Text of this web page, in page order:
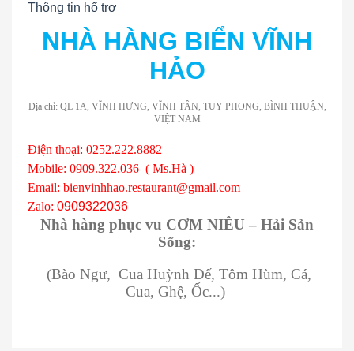
Thông tin hổ trợ
NHÀ HÀNG BIỂN VĨNH
HẢO
Địa chỉ: QL 1A, VĨNH HƯNG, VĨNH TÂN, TUY PHONG, BÌNH THUẬN,
VIỆT NAM
Điện thoại: 0252.222.8882
Mobile: 0909.322.036 ( Ms.Hà )
Email: bienvinhhao.restaurant@gmail.com
Zalo: 0909322036
Nhà hàng phục vu CƠM NIÊU – Hải Sản
Sống:
(Bào Ngư, Cua Huỳnh Đế, Tôm Hùm, Cá,
Cua, Ghệ, Ốc...)